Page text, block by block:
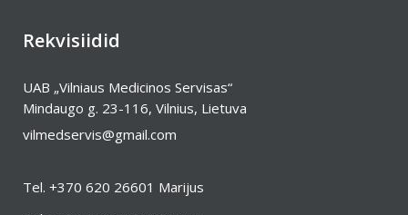
Rekvisiidid
UAB „Vilniaus Medicinos Servisas“
Mindaugo g. 23-116, Vilnius, Lietuva
vilmedservis@gmail.com
Tel. +370 620 26601 Marijus